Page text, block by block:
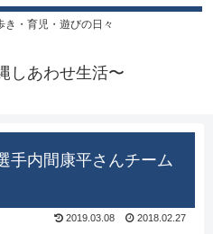
き・育児・遊びの日々
しあわせ生活〜
手内間康平さんチーム
2019.03.08 2018.02.27